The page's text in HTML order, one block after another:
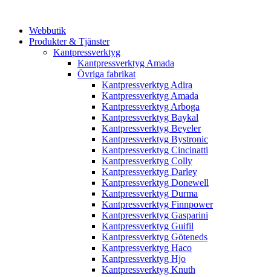
Webbutik
Produkter & Tjänster
Kantpressverktyg
Kantpressverktyg Amada
Övriga fabrikat
Kantpressverktyg Adira
Kantpressverktyg Amada
Kantpressverktyg Arboga
Kantpressverktyg Baykal
Kantpressverktyg Beyeler
Kantpressverktyg Bystronic
Kantpressverktyg Cincinatti
Kantpressverktyg Colly
Kantpressverktyg Darley
Kantpressverktyg Donewell
Kantpressverktyg Durma
Kantpressverktyg Finnpower
Kantpressverktyg Gasparini
Kantpressverktyg Guifil
Kantpressverktyg Göteneds
Kantpressverktyg Haco
Kantpressverktyg Hjo
Kantpressverktyg Knuth